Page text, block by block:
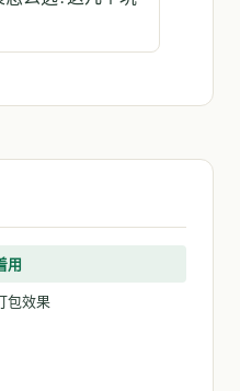
用
包效果